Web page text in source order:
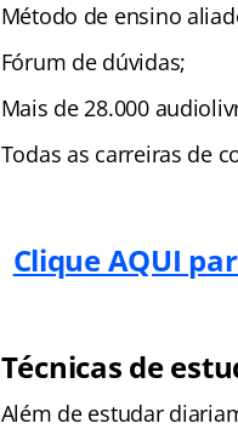
Método de ensino
Fórum de dúvidas;
Mais de 28.000
Todas as carreiras de
Clique AQUI
Técnicas de
Além de estudar